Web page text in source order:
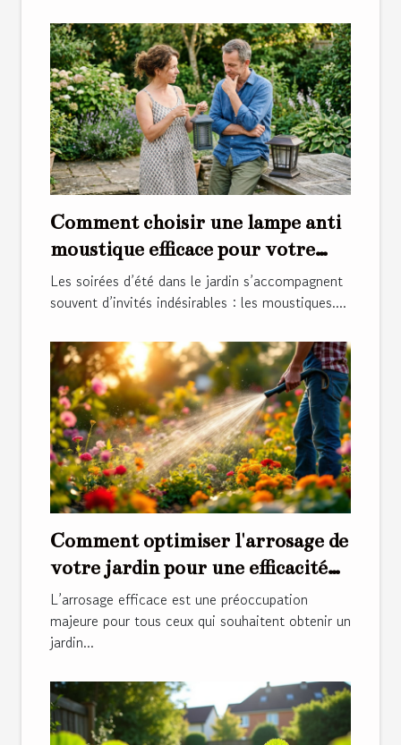
Comment choisir une lampe anti
moustique efficace pour votre
jardin ?
Les soirées d’été dans le jardin s’accompagnent
souvent d’invités indésirables : les moustiques....
Comment optimiser l'arrosage de
votre jardin pour une efficacité
maximale ?
L’arrosage efficace est une préoccupation
majeure pour tous ceux qui souhaitent obtenir un
jardin...